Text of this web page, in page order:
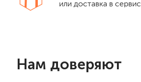
или доставка в сервис
Нам доверяют